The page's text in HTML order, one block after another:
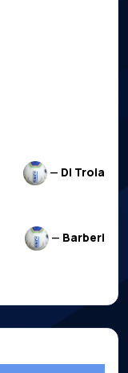
— Di Troia
— Barberi